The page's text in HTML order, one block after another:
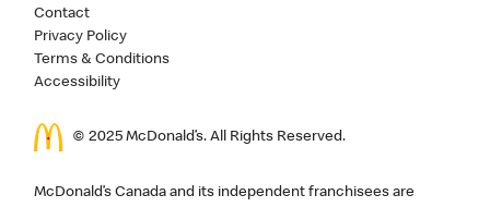
Contact
Privacy Policy
Terms & Conditions
Accessibility
© 2025 McDonald’s. All Rights Reserved.
McDonald’s Canada and its independent franchisees are